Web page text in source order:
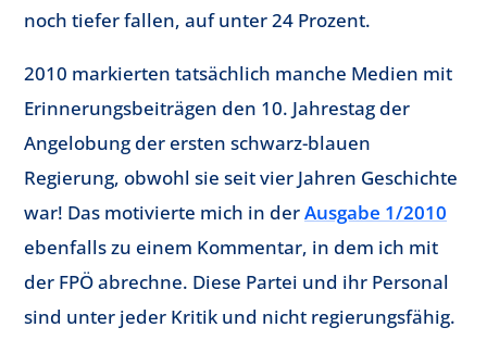
noch tiefer fallen, auf unter 24 Prozent.
2010 markierten tatsächlich manche Medien mit
Erinnerungsbeiträgen den 10. Jahrestag der
Angelobung der ersten schwarz-blauen
Regierung, obwohl sie seit vier Jahren Geschichte
war! Das motivierte mich in derAusgabe 1/2010
ebenfalls zu einem Kommentar, in dem ich mit
der FPÖ abrechne. Diese Partei und ihr Personal
sind unter jeder Kritik und nicht regierungsfähig.